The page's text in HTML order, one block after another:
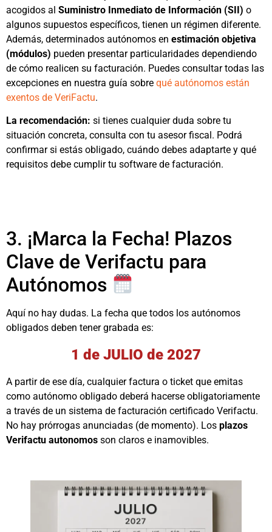
acogidos al Suministro Inmediato de Información (SII) o
algunos supuestos específicos, tienen un régimen diferente.
Además, determinados autónomos en estimación objetiva
(módulos) pueden presentar particularidades dependiendo
de cómo realicen su facturación. Puedes consultar todas las
excepciones en nuestra guía sobre qué autónomos están
exentos de VeriFactu.
La recomendación: si tienes cualquier duda sobre tu
situación concreta, consulta con tu asesor fiscal. Podrá
confirmar si estás obligado, cuándo debes adaptarte y qué
requisitos debe cumplir tu software de facturación.
3. ¡Marca la Fecha! Plazos
Clave de Verifactu para
Autónomos
Aquí no hay dudas. La fecha que todos los autónomos
obligados deben tener grabada es:
1 de JULIO de 2027
A partir de ese día, cualquier factura o ticket que emitas
como autónomo obligado deberá hacerse obligatoriamente
a través de un sistema de facturación certificado Verifactu.
No hay prórrogas anunciadas (de momento). Los plazos
Verifactu autonomos son claros e inamovibles.